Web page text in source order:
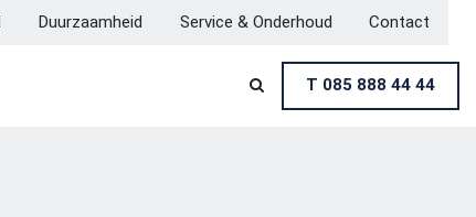
Duurzaamheid Service & Onderhoud Contact
 T 085 888 44 44